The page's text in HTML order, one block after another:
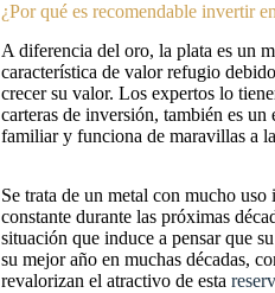
¿Por qué es recomendable invertir
A diferencia del oro, la plata es un
característica de valor refugio
crecer su valor. Los expertos lo
carteras de inversión, también es
familiar y funciona de maravillas a
Se trata de un metal con mucho
constante durante las próximas
situación que induce a pensar que
su mejor año en muchas décadas,
revalorizan el atractivo de esta